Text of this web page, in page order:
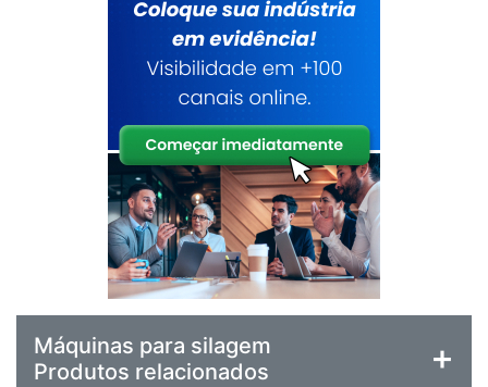
Máquinas para silagem
Produtos relacionados